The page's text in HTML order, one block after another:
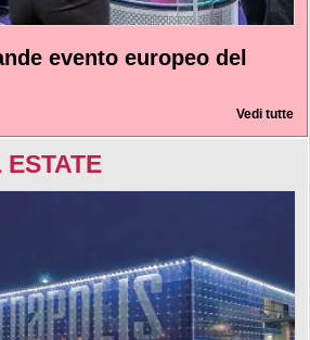
evento europeo del
Vedi tutte